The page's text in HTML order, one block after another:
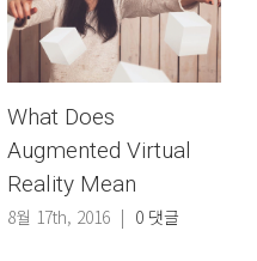
Does
Virtual
Mean
2016 | 0 댓글